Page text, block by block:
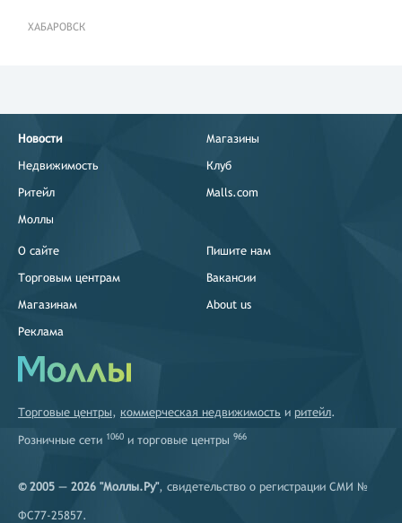
ХАБАРОВСК
Новости
Недвижимость
Ритейл
Моллы
Магазины
Клуб
Malls.com
О сайте
Торговым центрам
Магазинам
Реклама
Пишите нам
Вакансии
About us
Торговые центры, коммерческая недвижимость и ритейл.
Розничные сети 1060 и торговые центры 966
© 2005 — 2026 "Моллы.Ру", свидетельство о регистрации СМИ №
ФС77-25857.